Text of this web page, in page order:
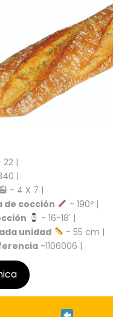
22 |
|
- 4 X 7 |
de cocción
- 190º |
- 16-18' |
unidad
- 55 cm |
-1106006 |